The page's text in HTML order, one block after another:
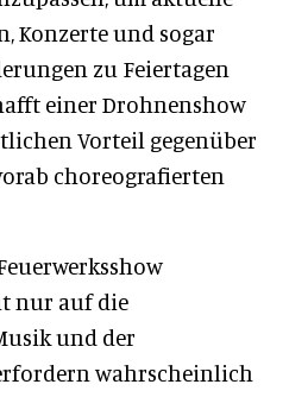
Konzerte und sogar
zu Feiertagen
einer Drohnenshow
Vorteil gegenüber
choreografierten
nur auf die
und der
wahrscheinlich